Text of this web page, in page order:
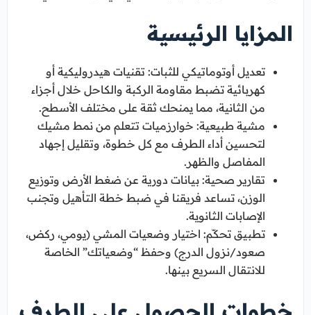
المزايا الرئيسية
تعديل أوتوماتيكي للثبات: تقنيات هيدروليكية أو
كهربائية تضبط مقاومة الركبة والكاحل خلال أجزاء
من الثانية، مما يمنحك ثقة على مختلف الأسطح.
مشية طبيعية: خوارزميات تتعلم من نمط مشيك
لتحسين أداء الطرف مع كل خطوة، وتقليل إجهاد
المفاصل والظهر.
تقارير صحية: بيانات دورية عن ضغط الأرض وتوزيع
الوزن، تساعد فريقنا في ضبط خطة التأهيل وتجنب
الإصابات الثانوية.
تطبيق تحكّم: اختيار وضعيات المشي (يومي، ركض،
صعود/نزول الدرج) وحفظ “وضعياتك” الخاصة
للانتقال السريع بينها.